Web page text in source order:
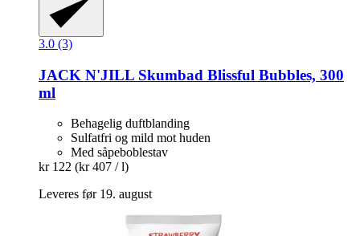
3.0 (3)
JACK N'JILL Skumbad Blissful Bubbles, 300
ml
Behagelig duftblanding
Sulfatfri og mild mot huden
Med såpeboblestav
kr 122 (kr 407 / l)
Leveres før 19. august